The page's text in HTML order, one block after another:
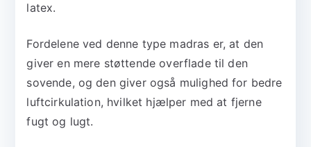
latex.
Fordelene ved denne type madras er, at den
giver en mere støttende overflade til den
sovende, og den giver også mulighed for bedre
luftcirkulation, hvilket hjælper med at fjerne
fugt og lugt.